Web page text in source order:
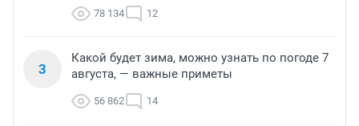
78 134 12
3
Какой будет зима, можно узнать по погоде 7
августа, — важные приметы
56 862 14